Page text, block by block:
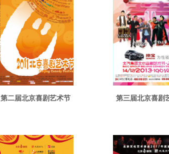
第二届北京喜剧艺术节 第三届北京喜剧